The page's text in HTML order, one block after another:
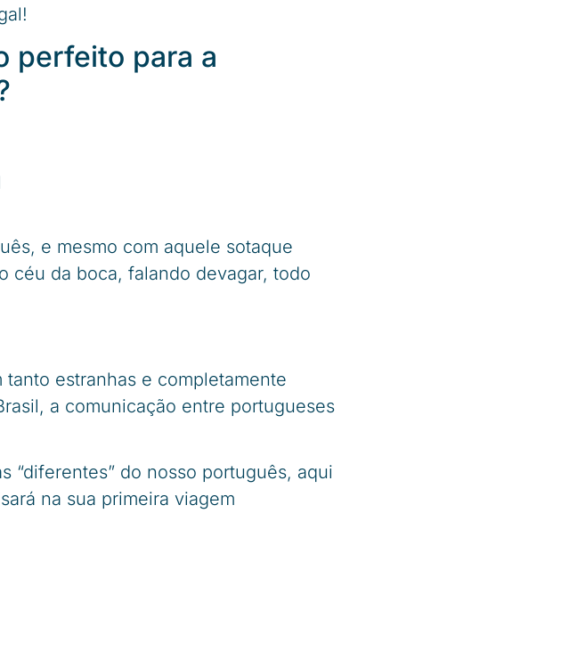
perfeito para a
e mesmo com aquele sotaque
céu da boca, falando devagar, todo
estranhas e completamente
a comunicação entre portugueses
“diferentes” do nosso português, aqui
na sua primeira viagem